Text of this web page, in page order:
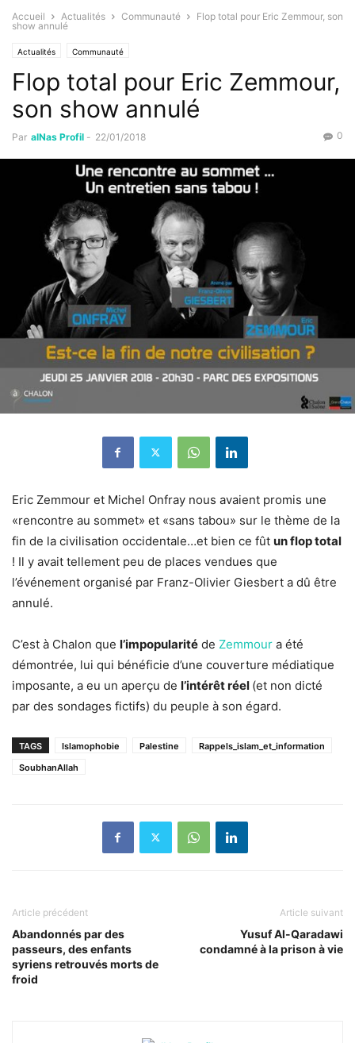
Accueil Actualités Communauté
Flop total pour Eric Zemmour, son
show annulé
Actualités Communauté
Flop total pour Eric Zemmour,
son show annulé
Par alNas Profil - 22/01/2018 0
Eric Zemmour et Michel Onfray nous avaient promis une
«rencontre au sommet» et «sans tabou» sur le thème de la
fin de la civilisation occidentale…et bien ce fût un flop total
! Il y avait tellement peu de places vendues que
l’événement organisé par Franz-Olivier Giesbert a dû être
annulé.
C’est à Chalon que l’impopularité de Zemmour a été
démontrée, lui qui bénéficie d’une couverture médiatique
imposante, a eu un aperçu de l’intérêt réel (et non dicté
par des sondages fictifs) du peuple à son égard.
TAGS Islamophobie Palestine
Rappels_islam_et_information
SoubhanAllah
Article précédent
Abandonnés par des
passeurs, des enfants
syriens retrouvés morts de
froid
Article suivant
Yusuf Al-Qaradawi
condamné à la prison à vie